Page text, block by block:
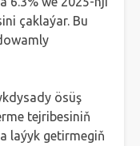
çaklaýar. Bu
ösüş
tejribesiniň
laýyk getirmegiň